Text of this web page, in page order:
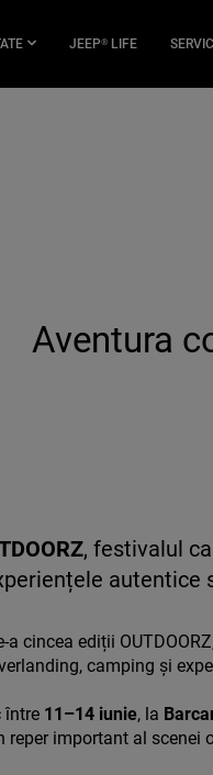
JEEP® LIFE
Aventura
, festivalul
a cincea ediții
camping și
între 11–14 iunie, la
important al scenei